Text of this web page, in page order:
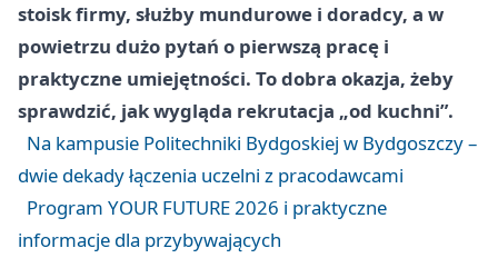
stoisk firmy, służby mundurowe i doradcy, a w
powietrzu dużo pytań o pierwszą pracę i
praktyczne umiejętności. To dobra okazja, żeby
sprawdzić, jak wygląda rekrutacja „od kuchni”.
Na kampusie Politechniki Bydgoskiej w Bydgoszczy –
dwie dekady łączenia uczelni z pracodawcami
Program YOUR FUTURE 2026 i praktyczne
informacje dla przybywających